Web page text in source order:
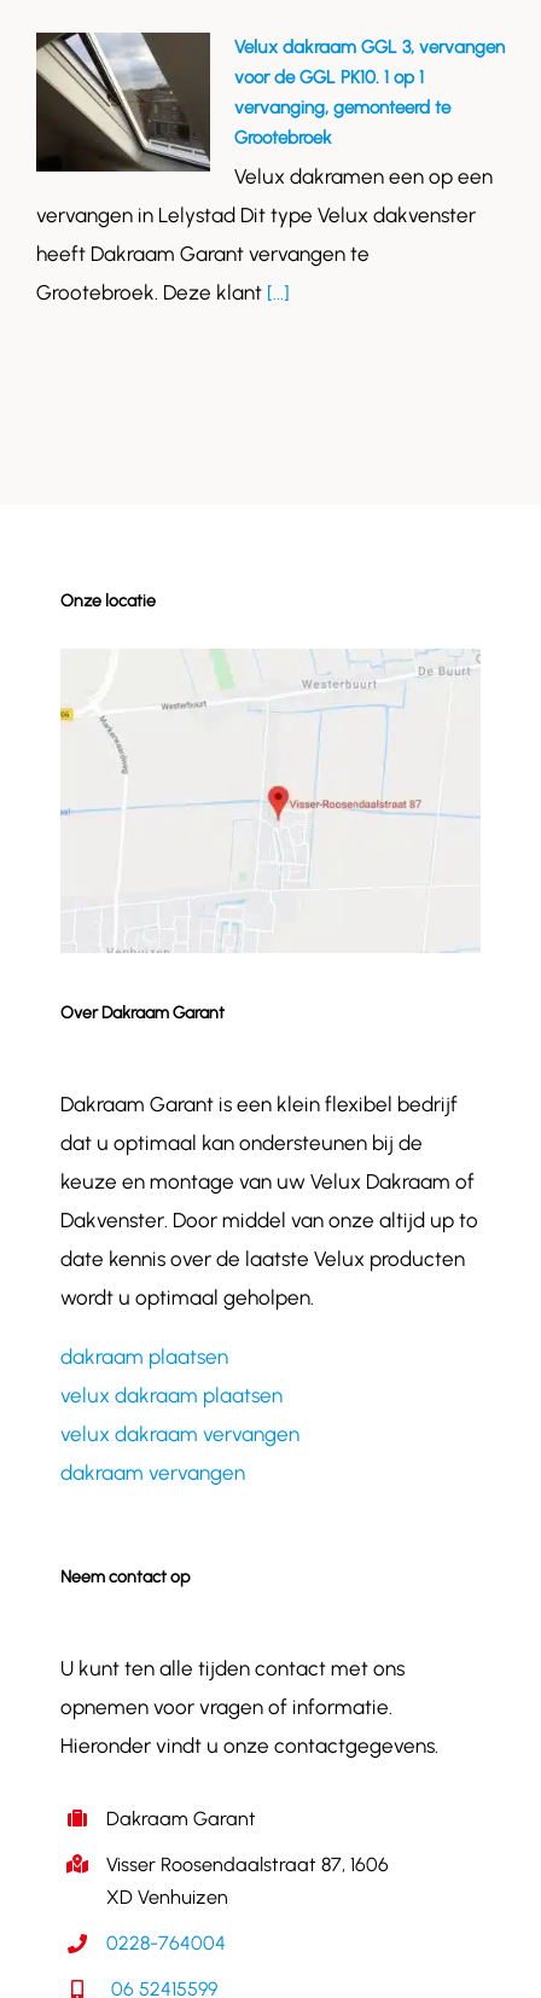
Velux dakraam GGL 3, vervangen
voor de GGL PK10. 1 op 1
vervanging, gemonteerd te
Grootebroek
Velux dakramen een op een
vervangen in Lelystad Dit type Velux dakvenster
heeft Dakraam Garant vervangen te
Grootebroek. Deze klant [...]
Onze locatie
Over Dakraam Garant
Dakraam Garant is een klein flexibel bedrijf
dat u optimaal kan ondersteunen bij de
keuze en montage van uw Velux Dakraam of
Dakvenster. Door middel van onze altijd up to
date kennis over de laatste Velux producten
wordt u optimaal geholpen.
dakraam plaatsen
velux dakraam plaatsen
velux dakraam vervangen
dakraam vervangen
Neem contact op
U kunt ten alle tijden contact met ons
opnemen voor vragen of informatie.
Hieronder vindt u onze contactgegevens.
Dakraam Garant
Visser Roosendaalstraat 87, 1606
XD Venhuizen
0228-764004
06 52415599